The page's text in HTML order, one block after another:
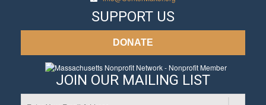
SUPPORT US
DONATE
JOIN OUR MAILING LIST